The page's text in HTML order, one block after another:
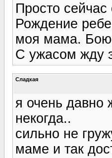
Просто
Рождение
моя мама.
С ужасом жду
Сладкая
я очень давно
некогда..
сильно не
маме и так